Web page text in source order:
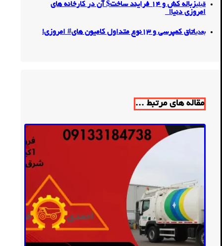
قبلی
زباله کش و 14 فرایند ساخت$ آن در کارخانه های
امروزی دنیا!
بعدیاتاق کمپرسی و 13نوع متداول کامیون های# امروزی!
مقاله های مرتبط ...